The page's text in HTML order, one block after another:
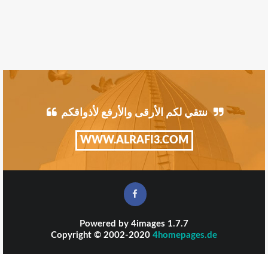
ننتقي لكم الأرقى والأرفع لأذواقكم
WWW.ALRAFI3.COM
Powered by 4images 1.7.7
Copyright © 2002-2020 4homepages.de